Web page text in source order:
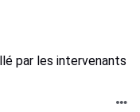
par les intervenants